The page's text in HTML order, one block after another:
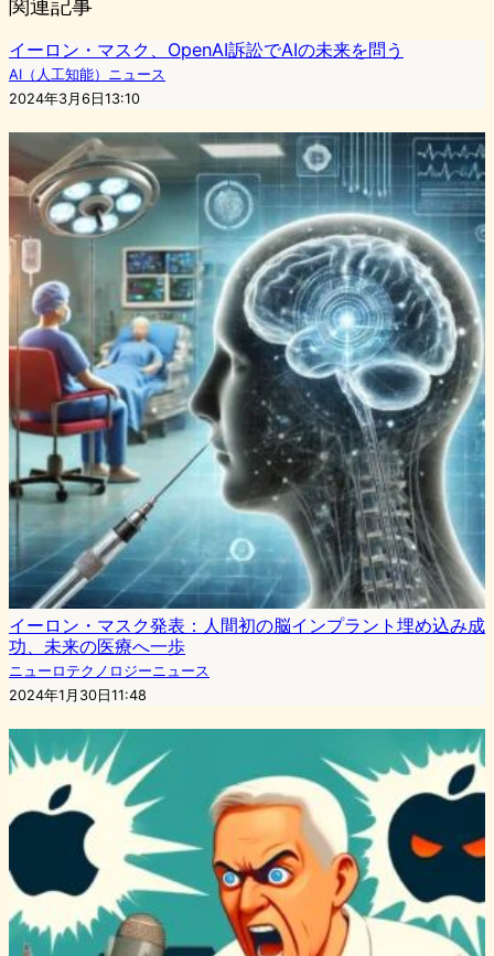
イーロン・マスク、OpenAI訴訟でAIの未来を問う
AI（人工知能）ニュース
2024年3月6日13:10
イーロン・マスク発表：人間初の脳インプラント埋め込み成
功、未来の医療へ一歩
ニューロテクノロジーニュース
2024年1月30日11:48